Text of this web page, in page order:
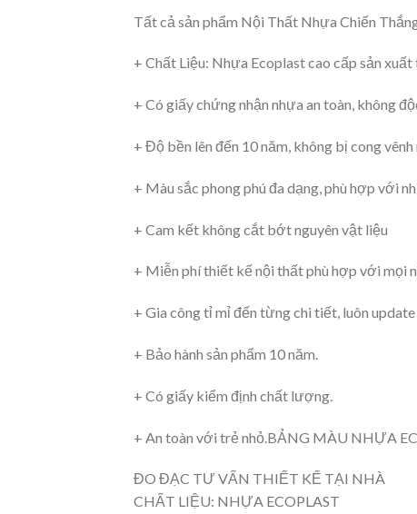
Tất cả sản phẩm Nội Thất Nhựa Chiến
+ Chất Liệu: Nhựa Ecoplast cao cấp sản
+ Có giấy chứng nhận nhựa an toàn, không
+ Độ bền lên đến 10 năm, không bị cong
+ Màu sắc phong phú đa dạng, phù hợp với
+ Cam kết không cắt bớt nguyên vật liệu
+ Miễn phí thiết kế nội thất phù hợp với mọi
+ Gia công tỉ mỉ đến từng chi tiết, luôn
+ Bảo hành sản phẩm 10 năm.
+ Có giấy kiểm định chất lượng.
+ An toàn với trẻ nhỏ.BẢNG MÀU NHỰA
ĐO ĐẠC TƯ VẤN THIẾT KẾ TẠI NHÀ
CHẤT LIỆU: NHỰA ECOPLAST